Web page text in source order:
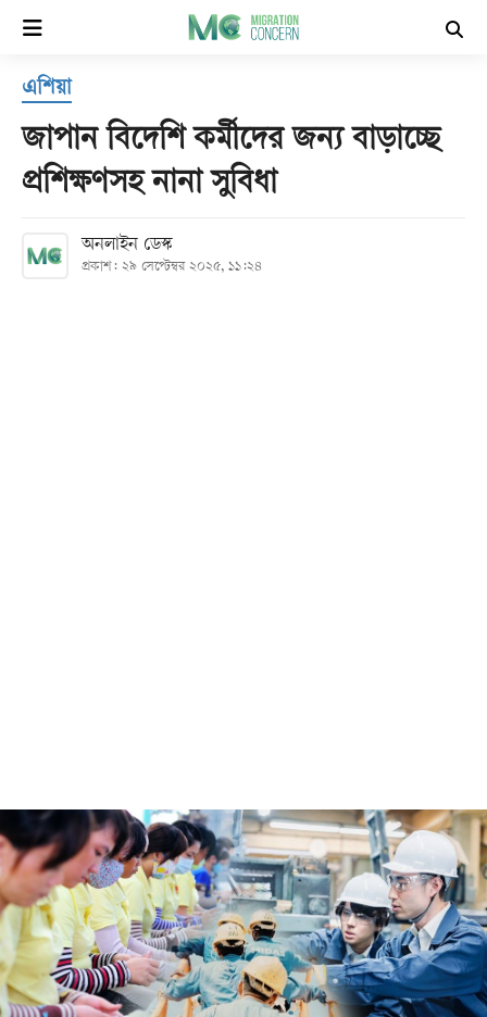
হোম
সর্বশেষ
বিভাগ
এশিয়া
জাপান বিদেশি কর্মীদের জন্য বাড়াচ্ছে
প্রশিক্ষণসহ নানা সুবিধা
অনলাইন ডেস্ক
প্রকাশ: ২৯ সেপ্টেম্বর ২০২৫, ১১:২৪